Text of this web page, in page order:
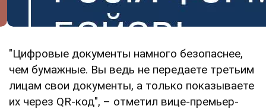
"Цифровые документы намного безопаснее,
чем бумажные. Вы ведь не передаете третьим
лицам свои документы, а только показываете
их через QR-код", – отметил вице-премьер-